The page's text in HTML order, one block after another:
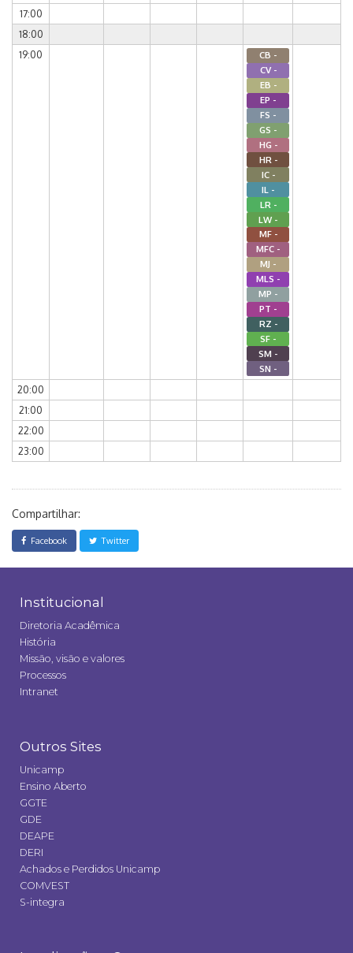
17:00
18:00
19:00
CB -
CV -
EB -
EP -
FS -
GS -
HG -
HR -
IC -
IL -
LR -
LW -
MF -
MFC -
MJ -
MLS -
MP -
PT -
RZ -
SF -
SM -
SN -
20:00
21:00
22:00
23:00
Compartilhar:
Facebook Twitter
Institucional
Diretoria Acadêmica
História
Missão, visão e valores
Processos
Intranet
Outros Sites
Unicamp
Ensino Aberto
GGTE
GDE
DEAPE
DERI
Achados e Perdidos Unicamp
COMVEST
S-integra